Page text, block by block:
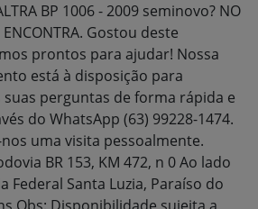
BP 1006 - 2009 seminovo? NO
ENCONTRA. Gostou deste
prontos para ajudar! Nossa
está à disposição para
perguntas de forma rápida e
do WhatsApp (63) 99228-1474.
uma visita pessoalmente.
BR 153, KM 472, n 0 Ao lado
Federal Santa Luzia, Paraíso do